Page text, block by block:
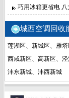
巧用冰箱更省电
城西空调回收
莲湖区、新城区、雁塔
西咸新区、高新区、泾
沣东新城、沣西新城